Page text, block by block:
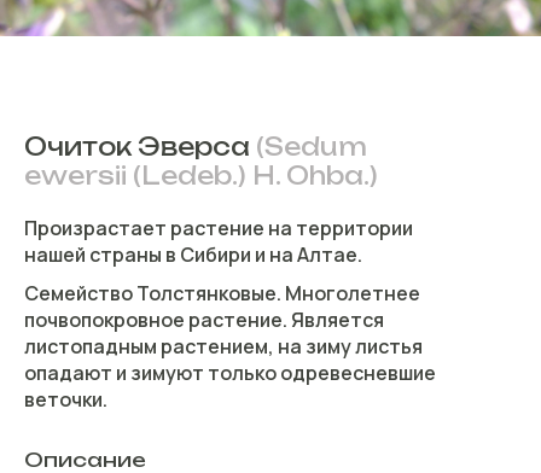
Семейство Толстянковые. Многолетнее
почвопокровное растение. Является
листопадным растением, на зиму листья
опадают и зимуют только одревесневшие
веточки.
Описание
Очиток Эверса (Sedum
ewersii (Ledeb.) H. Ohba.)
Произрастает растение на территории
нашей страны в Сибири и на Алтае.